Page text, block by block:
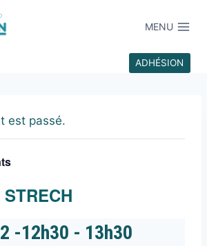
MENU
ADHÉSION
est passé.
-12h30 - 13h30